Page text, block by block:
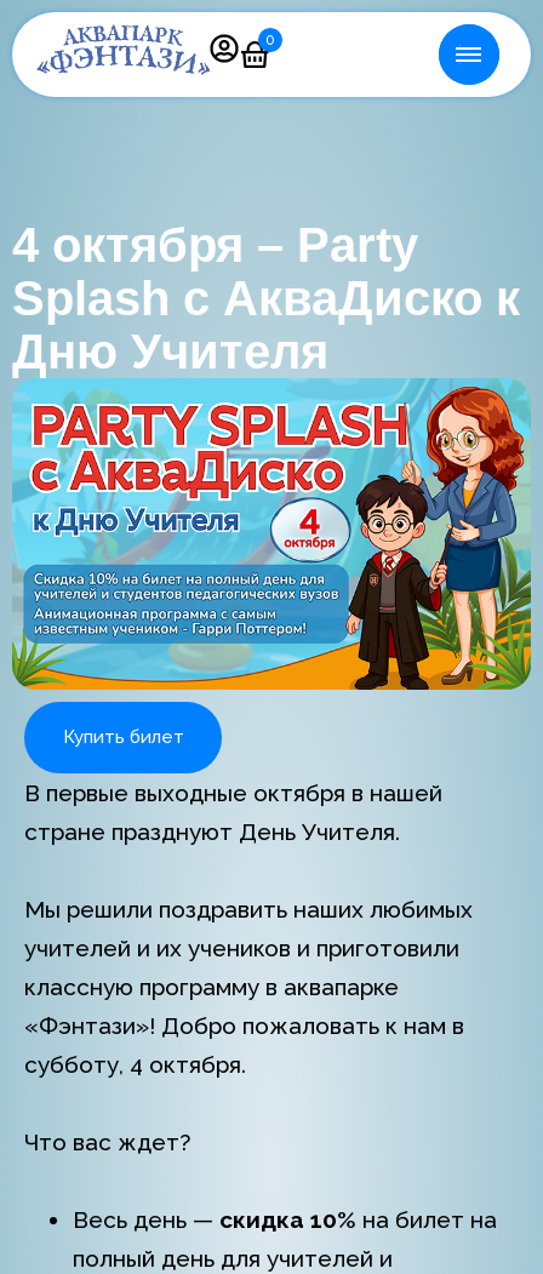
0
4 октября – Party
Splash с АкваДиско к
Дню Учителя
Купить билет
В первые выходные октября в нашей
стране празднуют День Учителя.
Мы решили поздравить наших любимых
учителей и их учеников и приготовили
классную программу в аквапарке
«Фэнтази»! Добро пожаловать к нам в
субботу, 4 октября.
Что вас ждет?
Весь день — скидка 10% на билет на
полный день для учителей и